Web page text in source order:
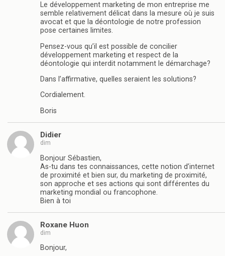
Le développement marketing de mon entreprise me
semble relativement délicat dans la mesure où je suis
avocat et que la déontologie de notre profession
pose certaines limites.
Pensez-vous qu’il est possible de concilier
développement marketing et respect de la
déontologie qui interdit notamment le démarchage?
Dans l’affirmative, quelles seraient les solutions?
Cordialement.
Boris
Didier
dim
Bonjour Sébastien,
As-tu dans tes connaissances, cette notion d’internet
de proximité et bien sur, du marketing de proximité,
son approche et ses actions qui sont différentes du
marketing mondial ou francophone.
Bien à toi
Roxane Huon
dim
Bonjour,